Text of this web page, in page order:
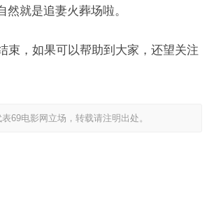
然就是追妻火葬场啦。
束，如果可以帮助到大家，还望关注
69电影网立场，转载请注明出处。